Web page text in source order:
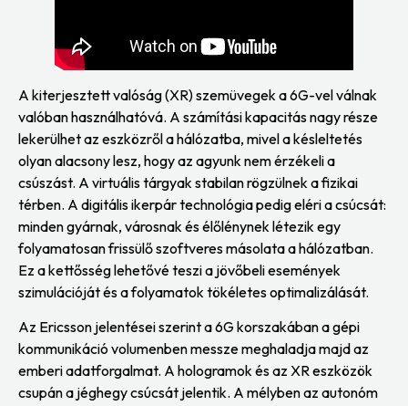
A kiterjesztett valóság (XR) szemüvegek a 6G-vel válnak
valóban használhatóvá. A számítási kapacitás nagy része
lekerülhet az eszközről a hálózatba, mivel a késleltetés
olyan alacsony lesz, hogy az agyunk nem érzékeli a
csúszást. A virtuális tárgyak stabilan rögzülnek a fizikai
térben. A digitális ikerpár technológia pedig eléri a csúcsát:
minden gyárnak, városnak és élőlénynek létezik egy
folyamatosan frissülő szoftveres másolata a hálózatban.
Ez a kettősség lehetővé teszi a jövőbeli események
szimulációját és a folyamatok tökéletes optimalizálását.
Az Ericsson jelentései szerint a 6G korszakában a gépi
kommunikáció volumenben messze meghaladja majd az
emberi adatforgalmat. A hologramok és az XR eszközök
csupán a jéghegy csúcsát jelentik. A mélyben az autonóm